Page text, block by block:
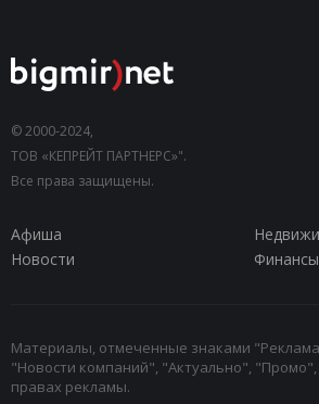
© 2000-2024,
ТОВ «КЕПРЕЙТ ПАРТНЕРС»".
Все права защищены.
Афиша
Новости
Финансы
Материалы, отмеченные знаками
"Новости компаний", "Актуально", "Промо",
правах рекламы.